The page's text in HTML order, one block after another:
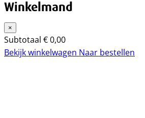
Winkelmand
×
Subtotaal €0,00
Bekijk winkelwagen Naar bestellen